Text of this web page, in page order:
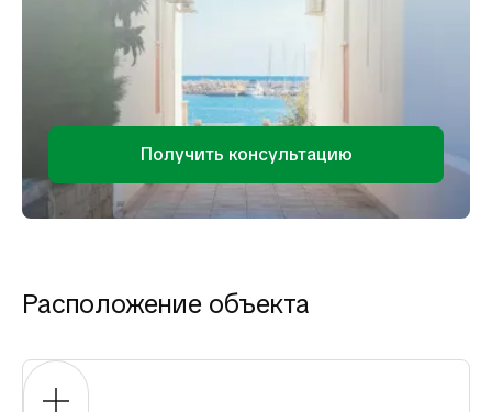
Получить консультацию
Расположение объекта